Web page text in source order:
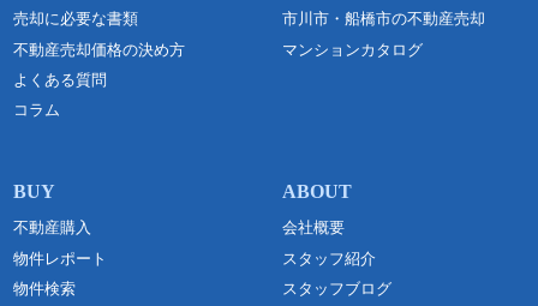
売却に必要な書類
不動産売却価格の決め方
よくある質問
コラム
市川市・船橋市の不動産売却
マンションカタログ
不動産購入
物件レポート
物件検索
会社概要
スタッフ紹介
スタッフブログ